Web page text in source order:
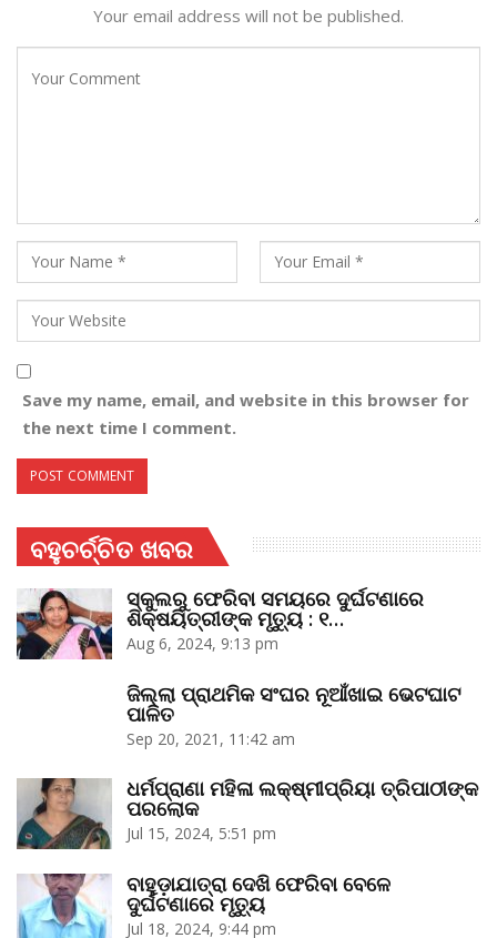
Your email address will not be published.
Save my name, email, and website in this browser for
the next time I comment.
ବହୁଚର୍ଚ୍ଚିତ ଖବର
ସ୍କୁଲରୁ ଫେରିବା ସମୟରେ ଦୁର୍ଘଟଣାରେ
ଶିକ୍ଷୟିତ୍ରୀଙ୍କ ମୃତ୍ୟୁ : ୧…
Aug 6, 2024, 9:13 pm
ଜିଲ୍ଲା ପ୍ରାଥମିକ ସଂଘର ନୂଆଁଖାଇ ଭେଟଘାଟ
ପାଳିତ
Sep 20, 2021, 11:42 am
ଧର୍ମପ୍ରାଣା ମହିଳା ଲକ୍ଷ୍ମୀପ୍ରିୟା ତ୍ରିପାଠୀଙ୍କ
ପରଲୋକ
Jul 15, 2024, 5:51 pm
ବାହୁଡ଼ାଯାତ୍ରା ଦେଖି ଫେରିବା ବେଳେ
ଦୁର୍ଘଟଣାରେ ମୃତ୍ୟୁ
Jul 18, 2024, 9:44 pm